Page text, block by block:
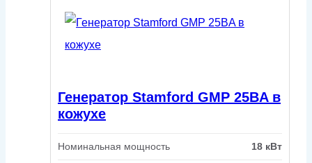
Генератор Stamford GMP 25BA в
кожухе
Номинальная мощность 18 кВт